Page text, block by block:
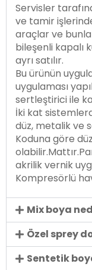
Servisler
ve tamir
araçlar ve
bileşenli kapalı
ayrı satılır.
Bu ürünün
uygulaması
sertleştirici ile
İki kat
düz, metalik ve
Koduna göre
akrilik vernik
Kompresörlü
Mix boya
Özel sprey
Sentetik